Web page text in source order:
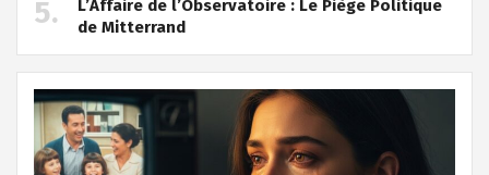
L’Affaire de l’Observatoire : Le Piège Politique
de Mitterrand